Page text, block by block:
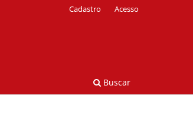
Buscar
Cadastro Acesso